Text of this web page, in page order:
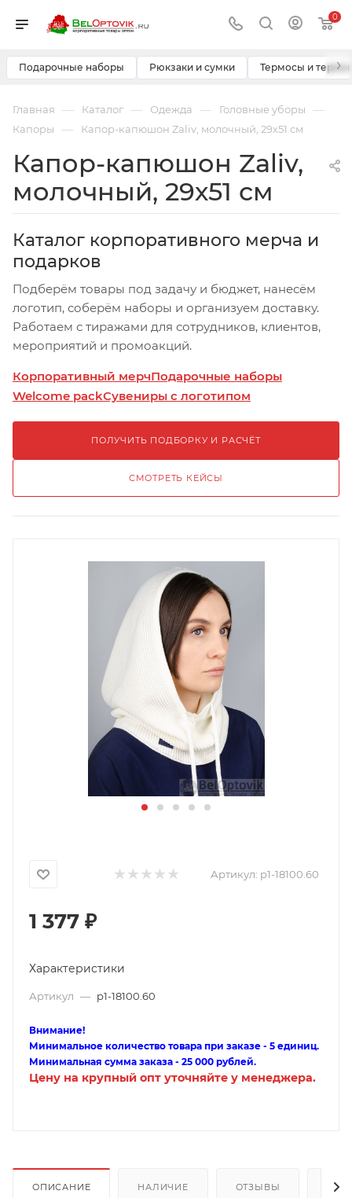
0
Подарочные наборы Рюкзаки и сумки Термосы и ›
Главная — Каталог — Одежда — Головные уборы —
Капоры — Капор-капюшон Zaliv, молочный, 29х51 см
Капор-капюшон Zaliv,
молочный, 29х51 см
Каталог корпоративного мерча и
подарков
Подберём товары под задачу и бюджет, нанесём
логотип, соберём наборы и организуем доставку.
Работаем с тиражами для сотрудников, клиентов,
мероприятий и промоакций.
Корпоративный мерчПодарочные наборы
Welcome packСувениры с логотипом
ПОЛУЧИТЬ ПОДБОРКУ И РАСЧЁТ
СМОТРЕТЬ КЕЙСЫ
Артикул: p1-18100.60
1 377 ₽
Характеристики
Артикул — p1-18100.60
Внимание!
Минимальное количество товара при заказе - 5 единиц.
Минимальная сумма заказа - 25 000 рублей.
Цену на крупный опт уточняйте у менеджера.
ОПИСАНИЕ НАЛИЧИЕ ОТЗЫВЫ